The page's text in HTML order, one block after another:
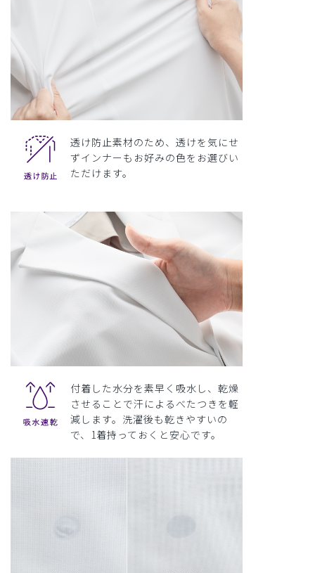
透け防止素材のため、透けを気にせ
ずインナーもお好みの色をお選びい
ただけます。
付着した水分を素早く吸水し、乾燥
させることで汗によるべたつきを軽
減します。洗濯後も乾きやすいの
で、1着持っておくと安心です。